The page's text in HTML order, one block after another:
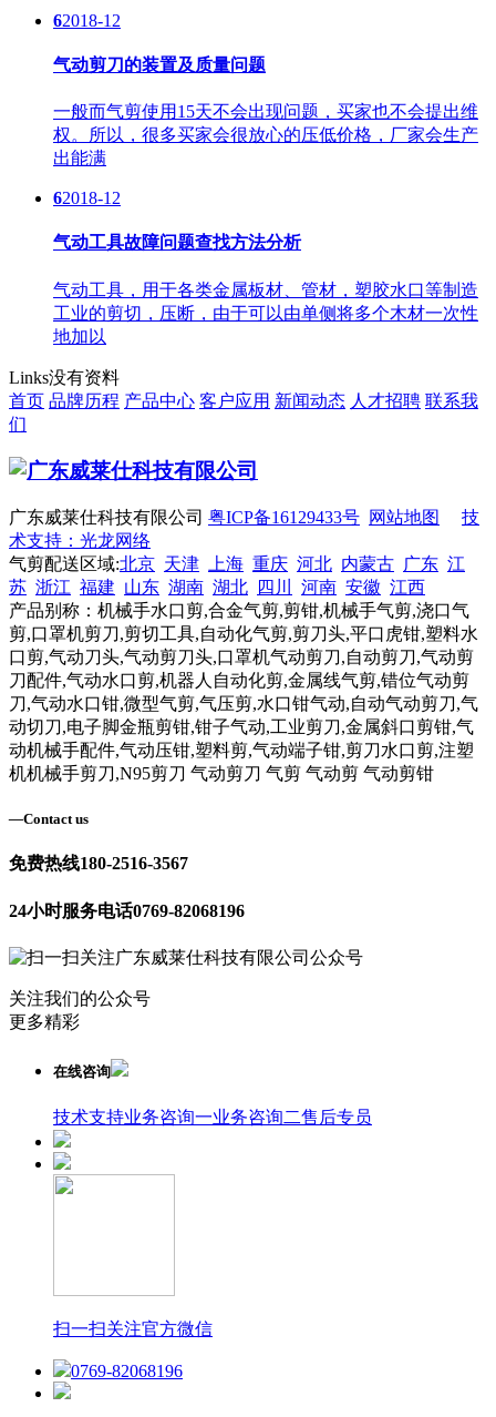
62018-12
气动剪刀的装置及质量问题
一般而气剪使用15天不会出现问题，买家也不会提出维
权。所以，很多买家会很放心的压低价格，厂家会生产
出能满
62018-12
气动工具故障问题查找方法分析
气动工具，用于各类金属板材、管材，塑胶水口等制造
工业的剪切，压断，由于可以由单侧将多个木材一次性
地加以
Links没有资料
首页 品牌历程 产品中心 客户应用 新闻动态 人才招聘 联系我
们
广东威莱仕科技有限公司 粤ICP备16129433号 网站地图
技
术支持：光龙网络
气剪配送区域:北京 天津 上海 重庆 河北 内蒙古 广东 江
苏 浙江 福建 山东 湖南 湖北 四川 河南 安徽 江西
产品别称：机械手水口剪,合金气剪,剪钳,机械手气剪,浇口气
剪,口罩机剪刀,剪切工具,自动化气剪,剪刀头,平口虎钳,塑料水
口剪,气动刀头,气动剪刀头,口罩机气动剪刀,自动剪刀,气动剪
刀配件,气动水口剪,机器人自动化剪,金属线气剪,错位气动剪
刀,气动水口钳,微型气剪,气压剪,水口钳气动,自动气动剪刀,气
动切刀,电子脚金瓶剪钳,钳子气动,工业剪刀,金属斜口剪钳,气
动机械手配件,气动压钳,塑料剪,气动端子钳,剪刀水口剪,注塑
机机械手剪刀,N95剪刀 气动剪刀 气剪 气动剪 气动剪钳
—Contact us
免费热线180-2516-3567
24小时服务电话0769-82068196
关注我们的公众号
更多精彩
在线咨询
技术支持业务咨询一业务咨询二售后专员
扫一扫关注官方微信
0769-82068196